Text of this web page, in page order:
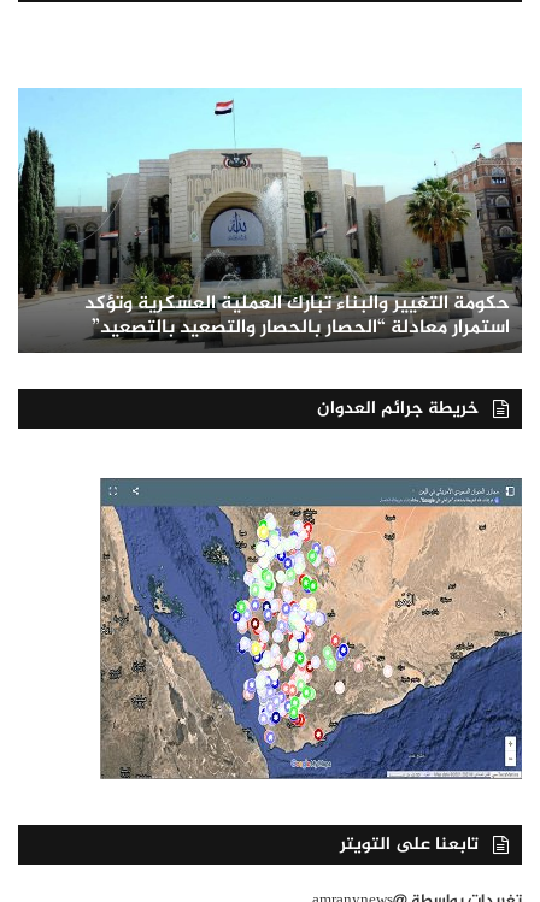
حكومة التغيير والبناء تبارك العملية العسكرية وتؤكد
استمرار معادلة “الحصار بالحصار والتصعيد بالتصعيد”
خريطة جرائم العدوان
تابعنا على التويتر